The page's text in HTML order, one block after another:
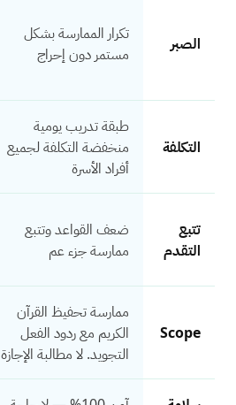
الصبر
تكرار الممارسة بشكل
مستمر دون إحراج
التكلفة
طبقة تدريب يومية
منخفضة التكلفة لجميع
أفراد الأسرة
تتبع
التقدم
ضعف القواعد وتتبع
ممارسة جزء عم
Scope
ممارسة تحفيظ القرآن
الكريم مع ردود الفعل
التجويد. لا مطالبة الإجازة